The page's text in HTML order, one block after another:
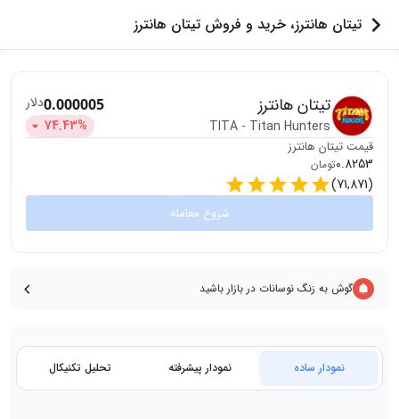
تیتان هانترز، خرید و فروش تیتان هانترز
تیتان هانترز
TITA - Titan Hunters
0.000005دلار
74.43%
قیمت تیتان هانترز
0.8253تومان
(
71,871
)
شروع معامله
گوش به زنگ نوسانات در بازار باشید
نمودار ساده نمودار پیشرفته تحلیل تکنیکال